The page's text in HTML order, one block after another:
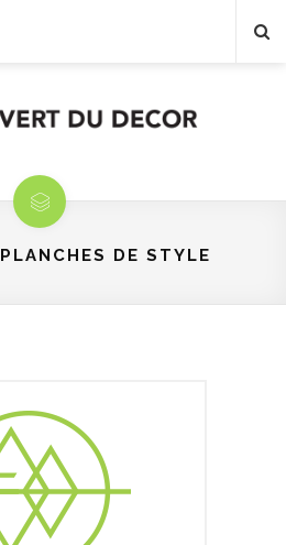
PLANCHES DE STYLE